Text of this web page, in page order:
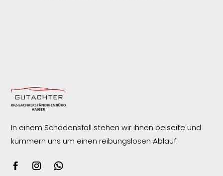
In einem Schadensfall stehen wir ihnen beiseite und
kümmern uns um einen reibungslosenAblauf.